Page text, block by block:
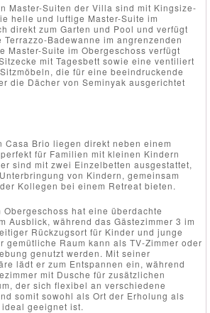
Master-Suiten der Villa sind mit Kingsize-
helle und luftige Master-Suite im
direkt zum Garten und Pool und verfügt
Badewanne im angrenzenden
Master-Suite im Obergeschoss verfügt
mit Tagesbett sowie eine ventiliert
die für eine beeindruckende
die Dächer von Seminyak ausgerichtet
Casa Brio liegen direkt neben einem
für Familien mit kleinen Kindern
sind mit zwei Einzelbetten ausgestattet,
von Kindern, gemeinsam
Kollegen bei einem Retreat bieten.
Obergeschoss hat eine überdachte
Ausblick, während das Gästezimmer 3 im
Rückzugsort für Kinder und junge
gemütliche Raum kann als TV-Zimmer oder
genutzt werden. Mit seiner
lädt er zum Entspannen ein, während
mit Dusche für zusätzlichen
der sich flexibel an verschiedene
somit sowohl als Ort der Erholung als
geeignet ist.